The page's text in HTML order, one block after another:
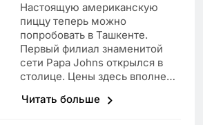
Настоящую американскую
пиццу теперь можно
попробовать в Ташкенте.
Первый филиал знаменитой
сети Papa Johns открылся в
столице. Цены здесь вполне…
Читать больше